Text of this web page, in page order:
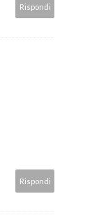
Rispondi
Rispondi